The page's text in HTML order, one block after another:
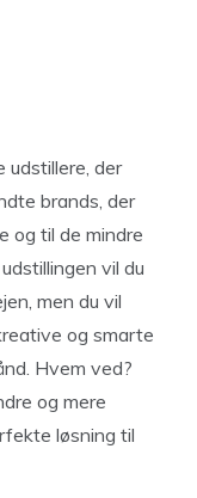
udstillere, der
brands, der
og til de mindre
vil du
men du vil
og smarte
Hvem ved?
og mere
løsning til